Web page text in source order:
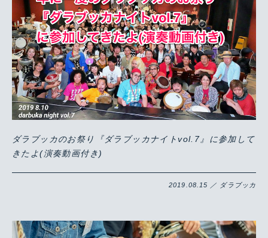
ダラブッカのお祭り『ダラブッカナイトvol.7』に参加して
きたよ(演奏動画付き)
2019.08.15 ／ ダラブッカ
Warning /home/yutastmf/yutas.net/public_html/wp/wp-content/themes/yutas2018/include/nav.php 29